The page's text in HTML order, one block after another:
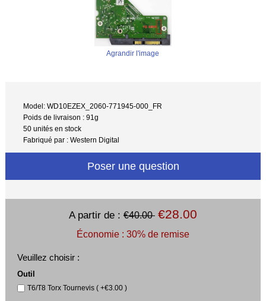
Agrandir l'image
Model: WD10EZEX_2060-771945-000_FR
Poids de livraison : 91g
50 unités en stock
Fabriqué par : Western Digital
Poser une question
A partir de : €40.00 €28.00
Économie : 30% de remise
Veuillez choisir :
Outil
T6/T8 Torx Tournevis ( +€3.00 )